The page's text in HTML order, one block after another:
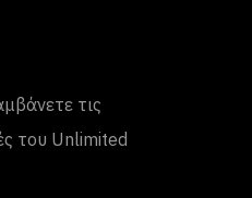
τις
του Unlimited